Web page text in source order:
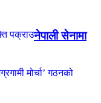
नेपाली सेनामा